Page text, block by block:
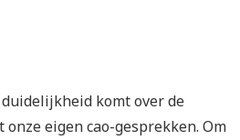
komt over de
eigen cao-gesprekken. Om